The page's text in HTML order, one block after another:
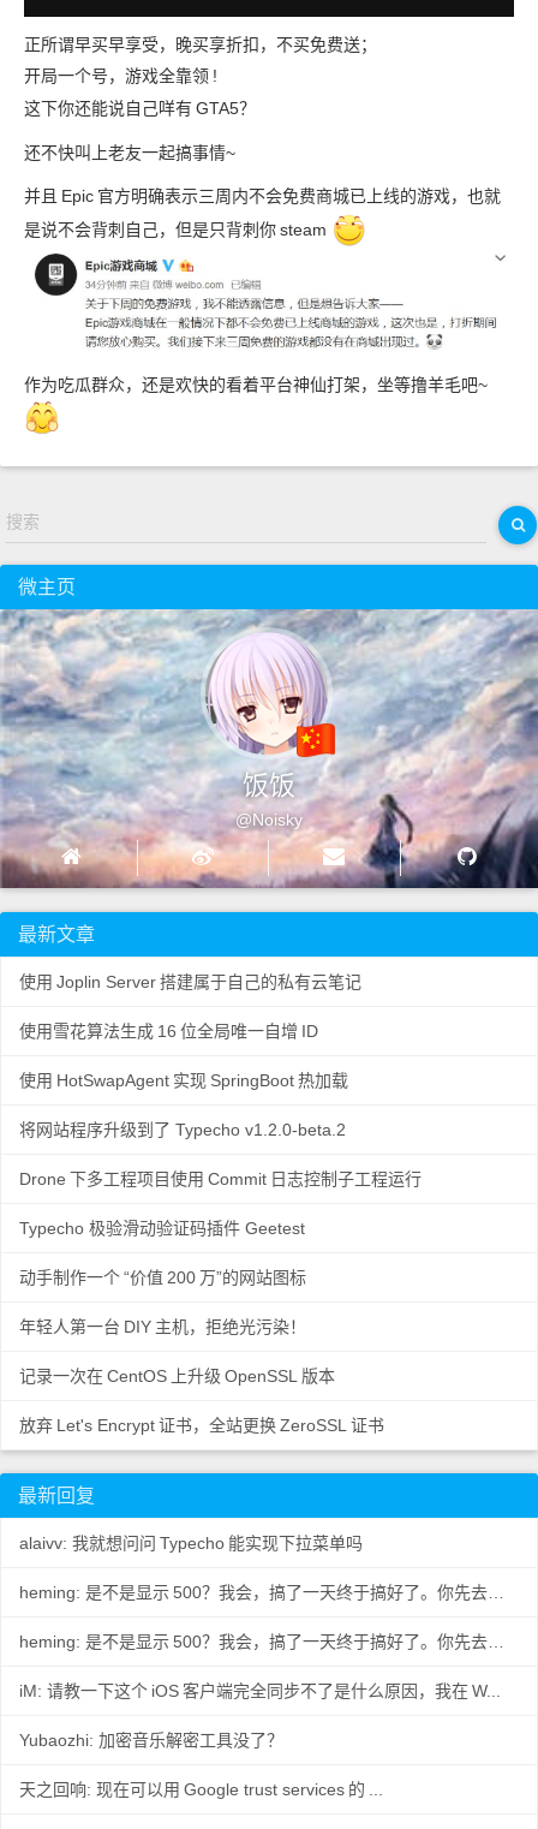
正所谓早买早享受，晚买享折扣，不买免费送；
开局一个号，游戏全靠领 !
这下你还能说自己咩有GTA5？
还不快叫上老友一起搞事情~
并且 Epic 官方明确表示三周内不会免费商城已上线的游戏，也就
是说不会背刺自己，但是只背刺你steam
作为吃瓜群众，还是欢快的看着平台神仙打架，坐等撸羊毛吧~
搜索
微主页
饭饭
@Noisky
最新文章
使用 Joplin Server搭建属于自己的私有云笔记
使用雪花算法生成 16 位全局唯一自增 ID
使用 HotSwapAgent 实现 SpringBoot热加载
将网站程序升级到了 Typecho v1.2.0-beta.2
Drone 下多工程项目使用 Commit 日志控制子工程运行
Typecho 极验滑动验证码插件 Geetest
动手制作一个“价值 200万”的网站图标
年轻人第一台 DIY 主机，拒绝光污染！
记录一次在CentOS 上升级 OpenSSL 版本
放弃 Let's Encrypt证书，全站更换ZeroSSL 证书
最新回复
alaivv: 我就想问问 Typecho 能实现下拉菜单吗
heming: 是不是显示500？我会，搞了一天终于搞好了。你先去数据
heming: 是不是显示500？我会，搞了一天终于搞好了。你先去数据
iM: 请教一下这个 iOS客户端完全同步不了是什么原因，我在W...
Yubaozhi: 加密音乐解密工具没了？
天之回响: 现在可以用 Google trust services 的